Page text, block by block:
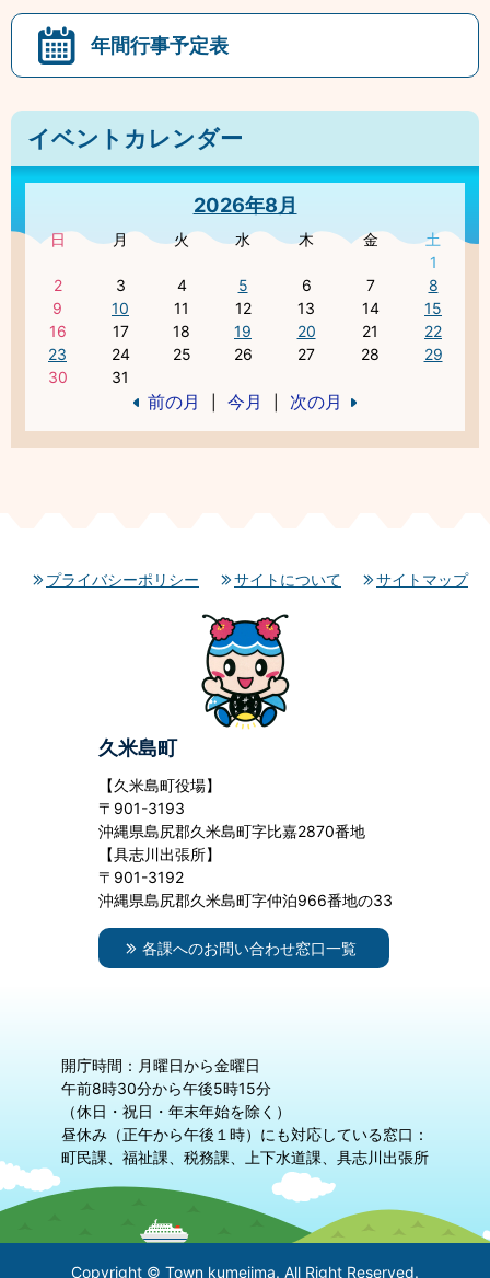
年間行事予定表
イベントカレンダー
2026年8月
日 月 火 水 木 金
土
1
2
3 4 5 6 7
8
9
10 11 12 13 14
15
16
17 18 19 20 21
22
23
24 25 26 27 28
29
30
31
前の月 今月 次の月
プライバシーポリシー サイトについて サイトマップ
久米島町
【久米島町役場】
〒901-3193
沖縄県島尻郡久米島町字比嘉2870番地
【具志川出張所】
〒901-3192
沖縄県島尻郡久米島町字仲泊966番地の33
各課へのお問い合わせ窓口一覧
開庁時間：月曜日から金曜日
午前8時30分から午後5時15分
（休日・祝日・年末年始を除く）
昼休み（正午から午後１時）にも対応している窓口：
町民課、福祉課、税務課、上下水道課、具志川出張所
Copyright © Town kumejima. All Right Reserved.